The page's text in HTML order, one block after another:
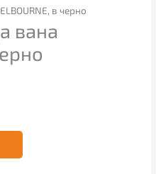
в черно
вана